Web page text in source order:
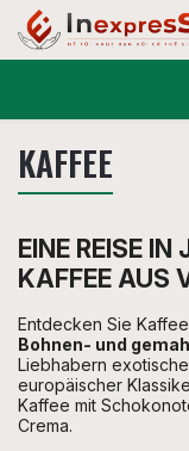
KAFFEE
EINE REISE IN
KAFFEE AUS
Entdecken Sie
Bohnen- und
Liebhabern
europäischer
Kaffee mit
Crema.